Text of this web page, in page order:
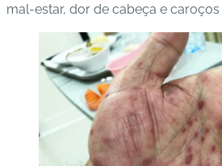
mal-estar, dor de cabeça e